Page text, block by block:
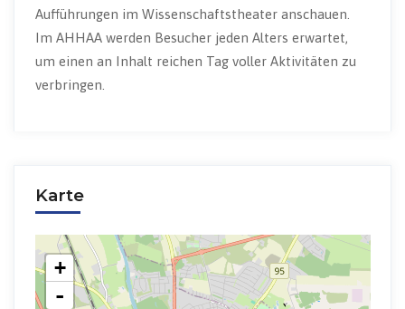
Aufführungen im Wissenschaftstheater anschauen.
Im AHHAA werden Besucher jeden Alters erwartet,
um einen an Inhalt reichen Tag voller Aktivitäten zu
verbringen.
Karte
+
-